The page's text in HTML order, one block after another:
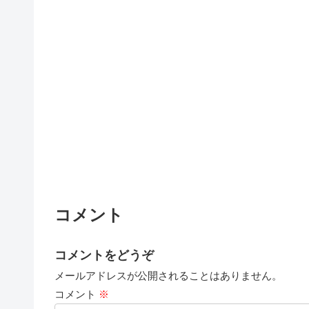
コメント
コメントをどうぞ
メールアドレスが公開されることはありません。
コメント ※